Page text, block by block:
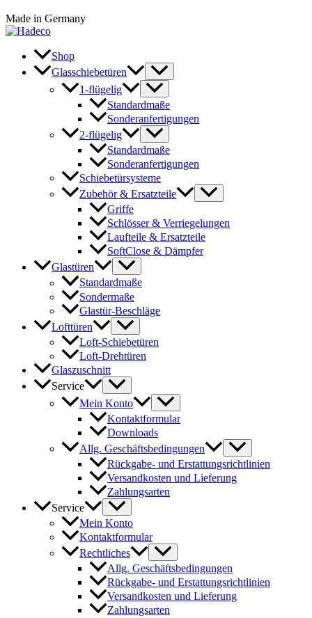
Made in Germany
Shop
Glasschiebetüren
1-flügelig
Standardmaße
Sonderanfertigungen
2-flügelig
Standardmaße
Sonderanfertigungen
Schiebetürsysteme
Zubehör & Ersatzteile
Griffe
Schlösser & Verriegelungen
Laufteile & Ersatzteile
SoftClose & Dämpfer
Glastüren
Standardmaße
Sondermaße
Glastür-Beschläge
Lofttüren
Loft-Schiebetüren
Loft-Drehtüren
Glaszuschnitt
Service
Mein Konto
Kontaktformular
Downloads
Allg. Geschäftsbedingungen
Rückgabe- und Erstattungsrichtlinien
Versandkosten und Lieferung
Zahlungsarten
Service
Mein Konto
Kontaktformular
Rechtliches
Allg. Geschäftsbedingungen
Rückgabe- und Erstattungsrichtlinien
Versandkosten und Lieferung
Zahlungsarten